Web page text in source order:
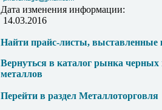
Дата изменения информации:
14.03.2016
Найти прайс-листы, выставленные
Вернуться в каталог рынка
металлов
Перейти в раздел Металлоторговля